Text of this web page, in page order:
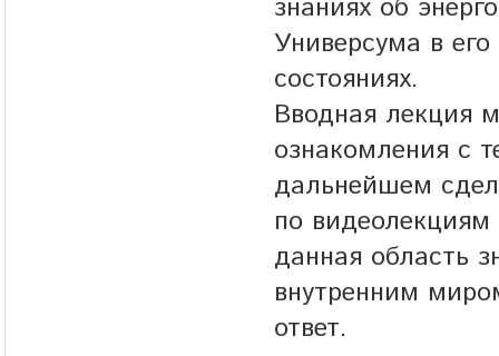
знаниях об
Универсума в
состояниях.
Вводная лекция
ознакомления с
дальнейшем
по
данная область
внутренним
ответ.